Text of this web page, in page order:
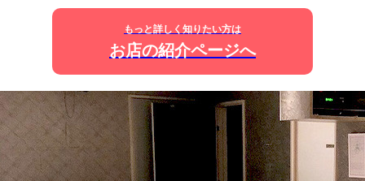
もっと詳しく知りたい方は
お店の紹介ページへ